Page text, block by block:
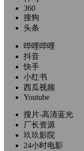
360
搜狗
头条
哔哩哔哩
抖音
快手
小红书
西瓜视频
Youtube
搜片-高清蓝光
厂长资源
玖玖影院
24小时电影